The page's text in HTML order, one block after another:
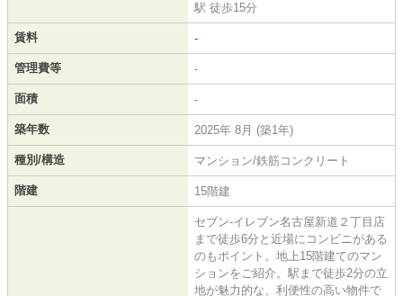
駅 徒歩15分
賃料 -
管理費等 -
面積 -
築年数 2025年 8月 (築1年)
種別/構造 マンション/鉄筋コンクリート
階建 15階建
セブン-イレブン名古屋新道２丁目店
まで徒歩6分と近場にコンビニがある
のもポイント。地上15階建てのマン
ションをご紹介。駅まで徒歩2分の立
地が魅力的な、利便性の高い物件で